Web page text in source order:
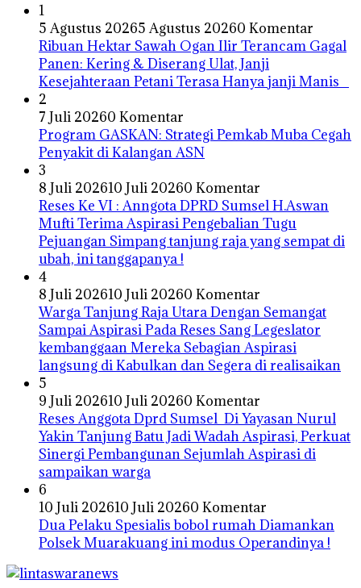
1
5 Agustus 20265 Agustus 20260 Komentar
Ribuan Hektar Sawah Ogan Ilir Terancam Gagal
Panen: Kering & Diserang Ulat, Janji
Kesejahteraan Petani Terasa Hanya janji Manis
2
7 Juli 20260 Komentar
Program GASKAN: Strategi Pemkab Muba Cegah
Penyakit di Kalangan ASN
3
8 Juli 202610 Juli 20260 Komentar
Reses Ke VI : Anngota DPRD Sumsel H.Aswan
Mufti Terima Aspirasi Pengebalian Tugu
Pejuangan Simpang tanjung raja yang sempat di
ubah, ini tanggapanya !
4
8 Juli 202610 Juli 20260 Komentar
Warga Tanjung Raja Utara Dengan Semangat
Sampai Aspirasi Pada Reses Sang Legeslator
kembanggaan Mereka Sebagian Aspirasi
langsung di Kabulkan dan Segera di realisaikan
5
9 Juli 202610 Juli 20260 Komentar
Reses Anggota Dprd Sumsel Di Yayasan Nurul
Yakin Tanjung Batu Jadi Wadah Aspirasi, Perkuat
Sinergi Pembangunan Sejumlah Aspirasi di
sampaikan warga
6
10 Juli 202610 Juli 20260 Komentar
Dua Pelaku Spesialis bobol rumah Diamankan
Polsek Muarakuang ini modus Operandinya !